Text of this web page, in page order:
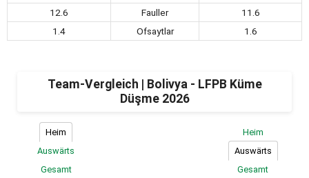
12.6
Fauller
11.6
1.4
Ofsaytlar 1.6
Team-Vergleich | Bolivya - LFPB Küme
Düşme 2026
Heim
Auswärts
Gesamt
Heim
Auswärts
Gesamt